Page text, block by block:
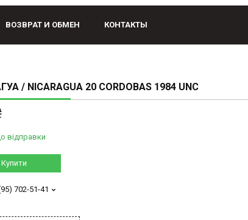
ВОЗВРАТ И ОБМЕН КОНТАКТЫ
/ NICARAGUA 20 CORDOBAS 1984 UNC
відправки
Купити
702-51-41